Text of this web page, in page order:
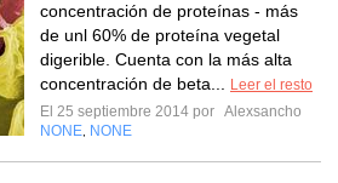
concentración de proteínas - más
de unl 60% de proteína vegetal
digerible. Cuenta con la más alta
concentración de beta...
Leer el resto
El 25 septiembre 2014 por Alexsancho
NONE NONE